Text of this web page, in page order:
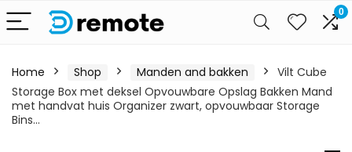
0
Home Shop Manden and bakken
Vilt Cube
Storage Box met deksel Opvouwbare Opslag Bakken Mand
met handvat huis Organizer zwart, opvouwbaar Storage
Bins…